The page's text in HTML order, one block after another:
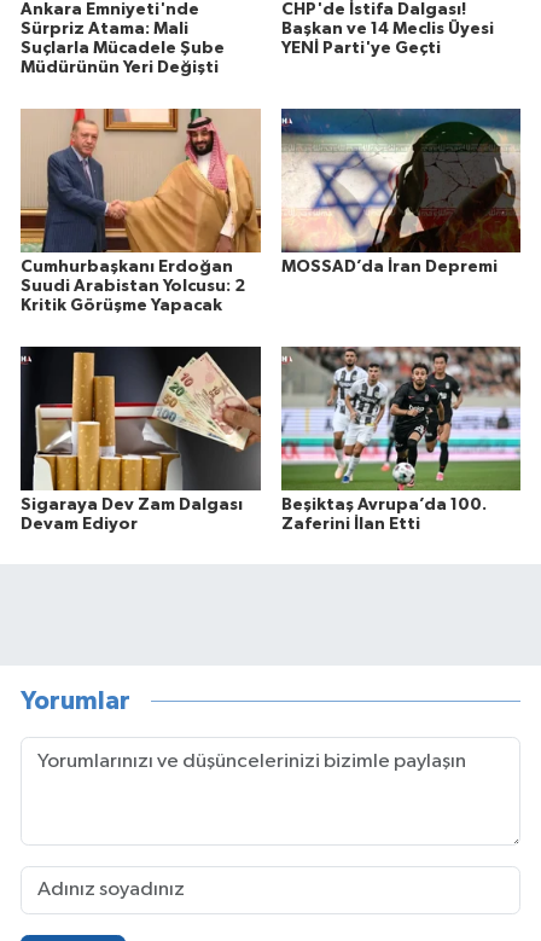
Ankara Emniyeti'nde
Sürpriz Atama: Mali
Suçlarla Mücadele Şube
Müdürünün Yeri Değişti
CHP'de İstifa Dalgası!
Başkan ve 14 Meclis Üyesi
YENİ Parti'ye Geçti
Cumhurbaşkanı Erdoğan
Suudi Arabistan Yolcusu: 2
Kritik Görüşme Yapacak
MOSSAD’da İran Depremi
Sigaraya Dev Zam Dalgası
Devam Ediyor
Beşiktaş Avrupa’da 100.
Zaferini İlan Etti
Yorumlar